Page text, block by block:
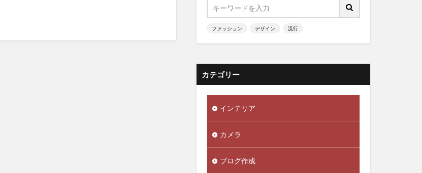
ファッション デザイン 流行
カテゴリー
インテリア
カメラ
ブログ作成